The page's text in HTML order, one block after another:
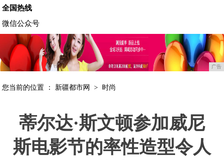
全国热线
微信公众号
广告
您当前的位置 ： 新疆都市网 > 时尚
蒂尔达·斯文顿参加威尼
斯电影节的率性造型令人